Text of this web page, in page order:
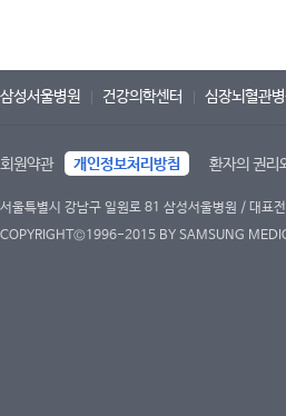
삼성서울병원 건강의학센터 심장뇌혈관
회원약관 개인정보처리방침 환자의 권리
서울특별시 강남구 일원로 81 삼성서울병원 / 대
COPYRIGHT©1996-2015 BY SAMSUNG